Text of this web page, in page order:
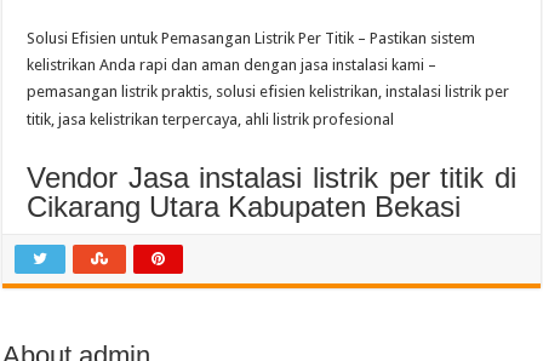
Solusi Efisien untuk Pemasangan Listrik Per Titik – Pastikan sistem
kelistrikan Anda rapi dan aman dengan jasa instalasi kami –
pemasangan listrik praktis, solusi efisien kelistrikan, instalasi listrik per
titik, jasa kelistrikan terpercaya, ahli listrik profesional
Vendor Jasa instalasi listrik per titik di
Cikarang Utara Kabupaten Bekasi